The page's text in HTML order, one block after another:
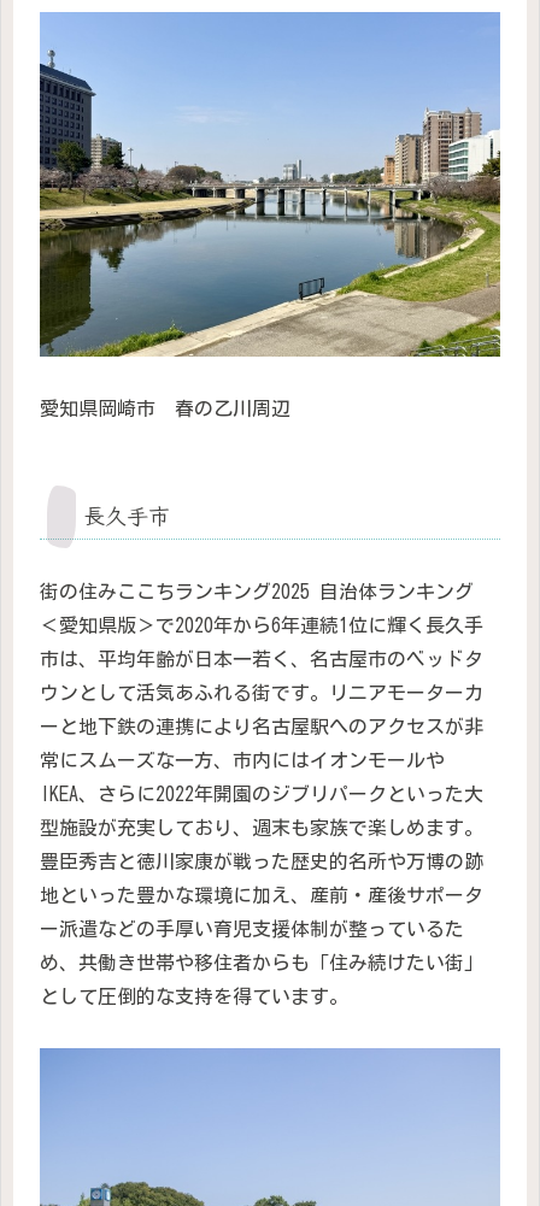
愛知県岡崎市 春の乙川周辺
長久手市
街の住みここちランキング2025 自治体ランキング
＜愛知県版＞で2020年から6年連続1位に輝く長久手
市は、平均年齢が日本一若く、名古屋市のベッドタ
ウンとして活気あふれる街です。リニアモーターカ
ーと地下鉄の連携により名古屋駅へのアクセスが非
常にスムーズな一方、市内にはイオンモールや
IKEA、さらに2022年開園のジブリパークといった大
型施設が充実しており、週末も家族で楽しめます。
豊臣秀吉と徳川家康が戦った歴史的名所や万博の跡
地といった豊かな環境に加え、産前・産後サポータ
ー派遣などの手厚い育児支援体制が整っているた
め、共働き世帯や移住者からも「住み続けたい街」
として圧倒的な支持を得ています。